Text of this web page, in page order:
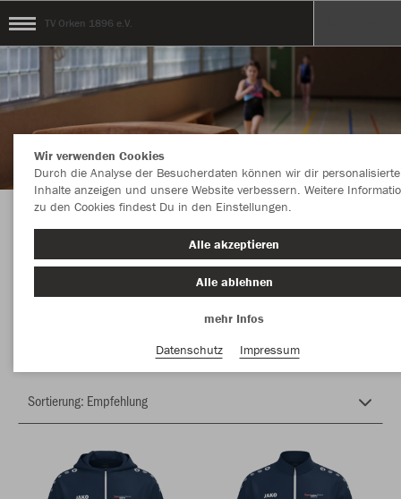
TV Orken 1896 e.V.
Herzlich Willkommen im Teamshop TV Orken
1896 e.V.
Wir verwenden Cookies
Durch die Analyse der Besucherdaten können wir dir personalisierte
Inhalte anzeigen und unsere Website verbessern. Weitere
zu den Cookies findest Du in den Einstellungen.
Alle akzeptieren
Alle ablehnen
mehr Infos
Datenschutz
Impressum